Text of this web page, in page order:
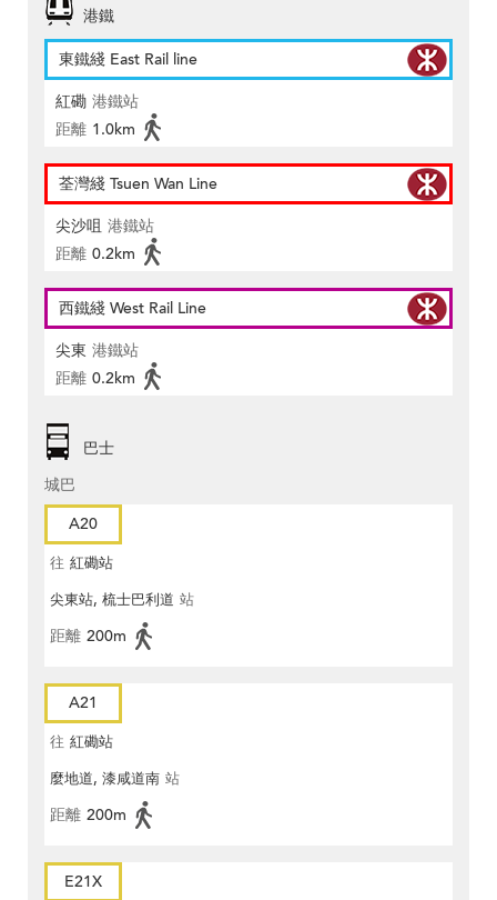
港鐵
東鐵綫 East Rail line
紅磡 港鐵站
距離 1.0km
荃灣綫 Tsuen Wan Line
尖沙咀 港鐵站
距離 0.2km
西鐵綫 West Rail Line
尖東 港鐵站
距離 0.2km
巴士
城巴
A20
往 紅磡站
尖東站, 梳士巴利道 站
距離 200m
A21
往 紅磡站
麼地道, 漆咸道南 站
距離 200m
E21X